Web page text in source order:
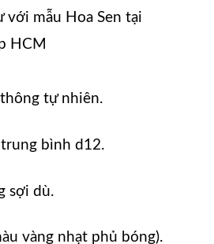
với mẫu Hoa Sen tại
HCM
tự nhiên.
bình d12.
sợi dù.
vàng nhạt phủ bóng).